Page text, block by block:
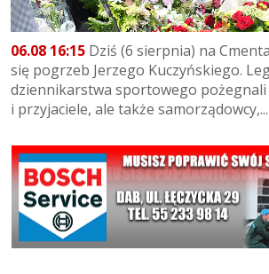
06.08 16:15 Dziś (6 sierpnia) na
się pogrzeb Jerzego Kuczyńskiego.
dziennikarstwa sportowego
i przyjaciele, ale także samorządowcy,...